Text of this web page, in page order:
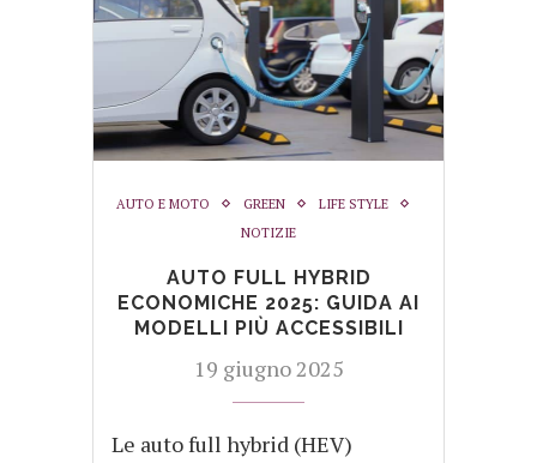
AUTO E MOTO GREEN
LIFE STYLE
NOTIZIE
AUTO FULL HYBRID
ECONOMICHE 2025: GUIDA AI
MODELLI PIÙ ACCESSIBILI
19 giugno 2025
Le auto full hybrid (HEV)